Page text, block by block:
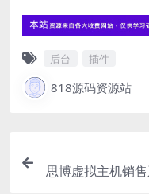
后台 插件
818源码资源站
思博虚拟主机销